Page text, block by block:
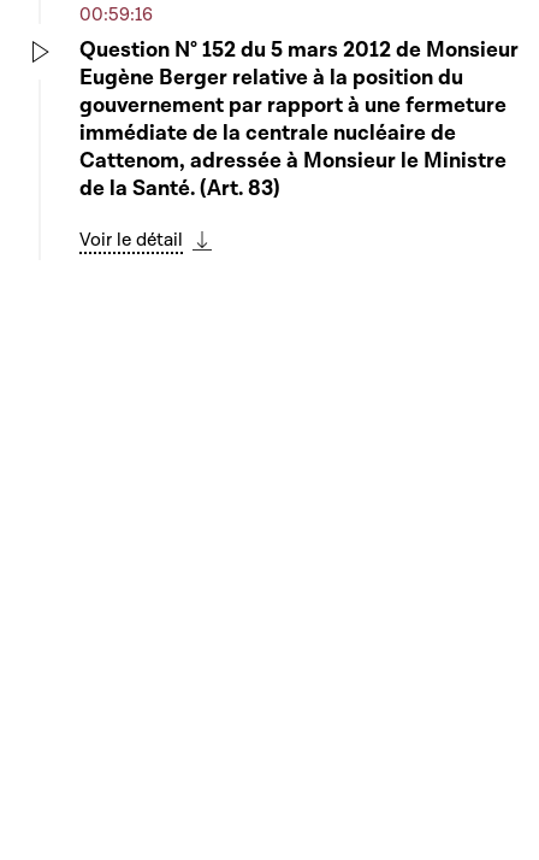
00:59:16
Question N° 152 du 5 mars 2012 de Monsieur
Eugène Berger relative à la position du
gouvernement par rapport à une fermeture
immédiate de la centrale nucléaire de
Cattenom, adressée à Monsieur le Ministre
de la Santé. (Art. 83)
Voir le détail
décisions du Sommet de l'Union Européenne
du 20 février par rapport à la crise de la
dette souveraine grecque
Voir le détail
Télécharger cette séquence